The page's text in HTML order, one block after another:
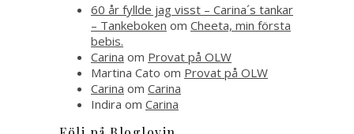
60 år fyllde jag visst – Carina´s tankar
– Tankeboken om Cheeta, min första
bebis.
Carina om Provat på OLW
Martina Cato om Provat på OLW
Carina om Carina
Indira om Carina